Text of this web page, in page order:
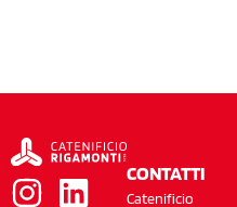
CONTATTI
Catenificio